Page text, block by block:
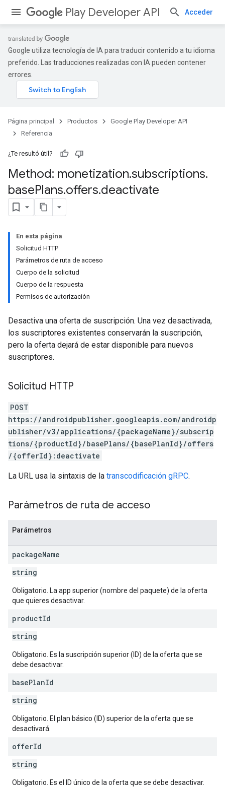
Play Developer API Acceder
Google utiliza tecnología de IA para traducir contenido a tu idioma
preferido. Las traducciones realizadas con IA pueden contener
errores.
Página principal Productos
Google Play Developer API
Referencia
¿Te resultó útil?
Method: monetization.subscriptions.
basePlans.offers.deactivate
En esta página
Solicitud HTTP
Parámetros de ruta de acceso
Cuerpo de la solicitud
Cuerpo de la respuesta
Permisos de autorización
Desactiva una oferta de suscripción. Una vez desactivada,
los suscriptores existentes conservarán la suscripción,
pero la oferta dejará de estar disponible para nuevos
suscriptores.
Solicitud HTTP
POST
https://androidpublisher.googleapis.com/androidp
ublisher/v3/applications/{packageName}/subscrip
tions/{productId}/basePlans/{basePlanId}/offers
/{offerId}:deactivate
La URL usa la sintaxis de la transcodificación gRPC.
Parámetros de ruta de acceso
Parámetros
packageName
string
Obligatorio. La app superior (nombre del paquete) de la oferta
que quieres desactivar.
productId
string
Obligatorio. Es la suscripción superior (ID) de la oferta que se
debe desactivar.
basePlanId
string
Obligatorio. El plan básico (ID) superior de la oferta que se
desactivará.
offerId
string
Obligatorio. Es el ID único de la oferta que se debe desactivar.